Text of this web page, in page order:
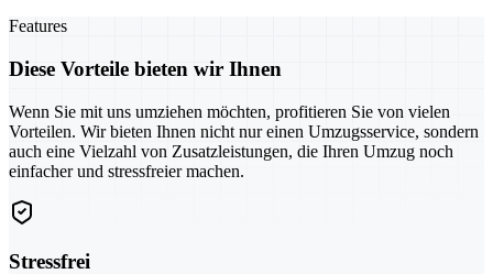
Features
Diese Vorteile bieten wir Ihnen
Wenn Sie mit uns umziehen möchten, profitieren Sie von vielen
Vorteilen. Wir bieten Ihnen nicht nur einen Umzugsservice, sondern
auch eine Vielzahl von Zusatzleistungen, die Ihren Umzug noch
einfacher und stressfreier machen.
Stressfrei